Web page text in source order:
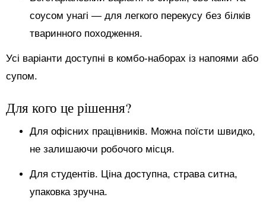
соусом унагі — для легкого перекусу без білків
тваринного походження.
Усі варіанти доступні в комбо-наборах із напоями або
супом.
Для кого це рішення?
Для офісних працівників. Можна поїсти швидко,
не залишаючи робочого місця.
Для студентів. Ціна доступна, страва ситна,
упаковка зручна.